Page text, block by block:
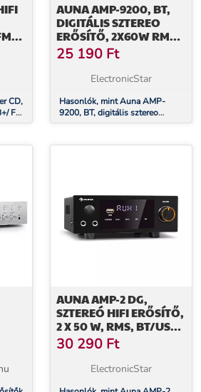
CD,
FM
AUNA AMP-9200, BT,
DIGITÁLIS SZTEREO
ERŐSÍTŐ, 2X60W RMS,
BT, 2XMIKROFON,
FEKETE
25 190 Ft
ElectronicStar
Hasonlók, mint Auna AMP-
9200, BT, digitális sztereo
erősítő, 2x60W RMS, BT,
AUNA AMP-2 DG,
SZTEREÓ HIFI ERŐSÍTŐ,
2 X 50 W, RMS, BT/USB,
DIGITÁLIS OPTIKAI &
KOAXIÁLIS BEMENET
30 290 Ft
ElectronicStar